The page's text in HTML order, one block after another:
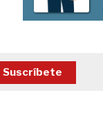
Suscríbete